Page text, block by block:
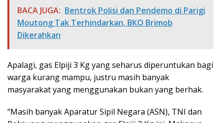
BACA JUGA: Bentrok Polisi dan Pendemo di Parigi
Moutong Tak Terhindarkan, BKO Brimob
Dikerahkan
Apalagi, gas Elpiji 3 Kg yang seharus diperuntukan bagi
warga kurang mampu, justru masih banyak
masyarakat yang menggunakan bukan yang berhak.
“Masih banyak Aparatur Sipil Negara (ASN), TNI dan